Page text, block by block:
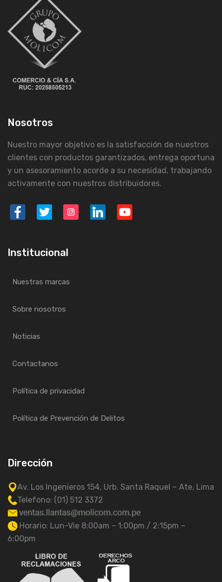
Nosotros
Nuestro mayor objetivo es la satisfacción de nuestros
clientes con productos garantizados, entrega oportuna
y un asesoramiento acorde a su necesidad, trabajando
activamente con nuestros distribuidores.
Institucional
Nuestras marcas
Sobre nosotros
Noticias
Contactanos
Política de privacidad
Política de Prevención de Delitos
Dirección
Av. Los Ingenieros 154, Urb. Santa Raquel – Ate, Lima
Telefono: (01) 512 3372
Horario: Lun-Vie 8:00am – 1:00pm / 2:15pm –
6:00pm